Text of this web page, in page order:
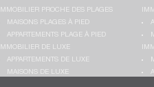
IMMOBILIER PROCHE DES PLAGES
MAISONS PLAGES À PIED
APPARTEMENTS PLAGE À PIED
IMMOBILIER DE LUXE
APPARTEMENTS DE LUXE
MAISONS DE LUXE